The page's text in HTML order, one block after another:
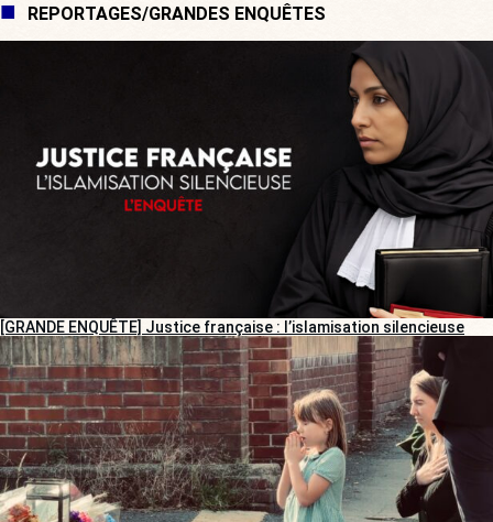
REPORTAGES/GRANDES ENQUÊTES
[GRANDE ENQUÊTE] Justice française : l’islamisation silencieuse